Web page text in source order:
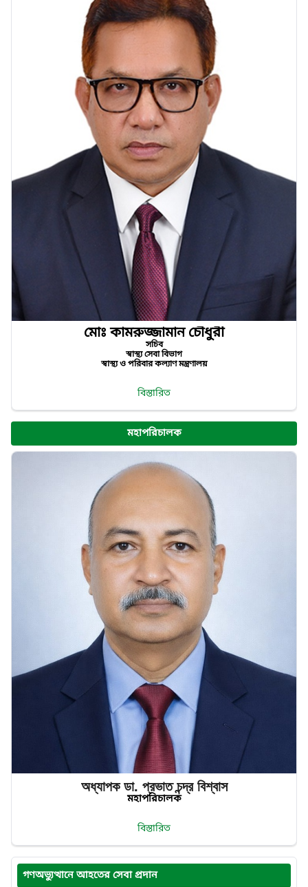
মোঃ কামরুজ্জামান চৌধুরী
সচিব
স্বাস্থ্য সেবা বিভাগ
স্বাস্থ্য ও পরিবার কল্যাণ মন্ত্রণালয়
বিস্তারিত
মহাপরিচালক
অধ্যাপক ডা. প্রভাত‌ চন্দ্র‌ বিশ্বাস
মহাপরিচালক
বিস্তারিত
গণঅভ্যুত্থানে আহতের সেবা প্রদান